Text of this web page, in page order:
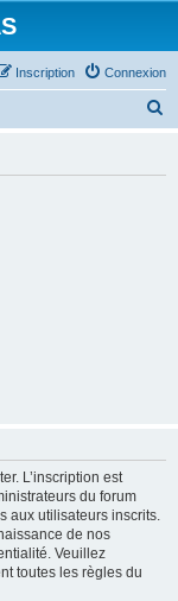
Connexion
Inscription
L’inscription est
du forum
aux utilisateurs inscrits.
de nos
Veuillez
toutes les règles du